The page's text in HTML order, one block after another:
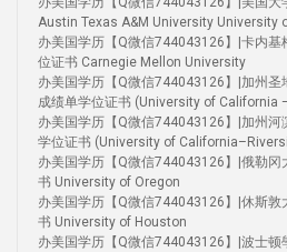
Austin Texas A&M University University
办美国学历【Q微信744043126】|卡内基
位证书 Carnegie Mellon University
办美国学历【Q微信744043126】|加州圣
成绩单学位证书 (University of California
办美国学历【Q微信744043126】|加州河
学位证书 (University of
办美国学历【Q微信744043126】|俄勒冈
书 University of Oregon
办美国学历【Q微信744043126】|休斯敦
书 University of Houston
办美国学历【Q微信744043126】|波士顿